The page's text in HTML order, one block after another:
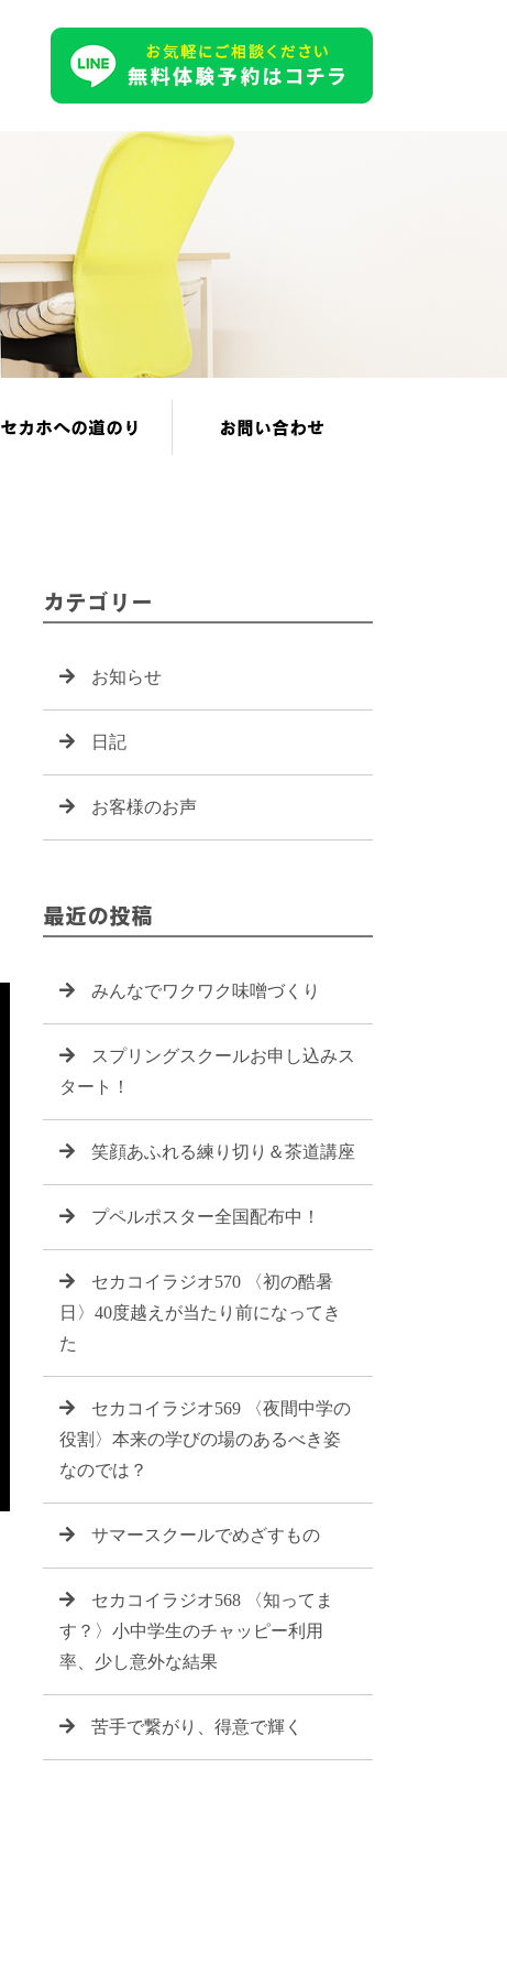
セカホへの道のり お問い合わせ
カテゴリー
お知らせ
日記
お客様のお声
最近の投稿
みんなでワクワク味噌づくり
スプリングスクールお申し込みス
タート！
笑顔あふれる練り切り＆茶道講座
プペルポスター全国配布中！
セカコイラジオ570 〈初の酷暑
日〉40度越えが当たり前になってき
た
セカコイラジオ569 〈夜間中学の
役割〉本来の学びの場のあるべき姿
なのでは？
サマースクールでめざすもの
セカコイラジオ568 〈知ってま
す？〉小中学生のチャッピー利用
率、少し意外な結果
苦手で繋がり、得意で輝く